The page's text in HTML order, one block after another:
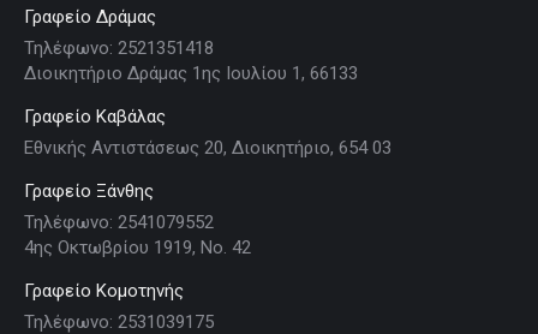
Γραφείο Δράμας
Τηλέφωνο: 2521351418
Διοικητήριο Δράμας 1ης Ιουλίου 1, 66133
Γραφείο Καβάλας
Εθνικής Αντιστάσεως 20, Διοικητήριο, 654 03
Γραφείο Ξάνθης
Τηλέφωνο: 2541079552
4ης Οκτωβρίου 1919, Νο. 42
Γραφείο Κομοτηνής
Τηλέφωνο: 2531039175